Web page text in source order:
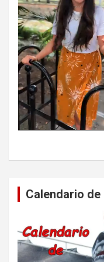
Calendario de